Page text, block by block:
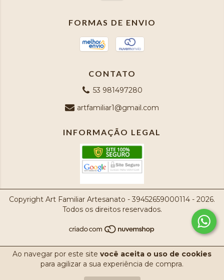
Ao navegar por este site você aceita o uso de cookies
para agilizar a sua experiência de compra.
FORMAS DE ENVIO
CONTATO
53 981497280
artfamiliar1@gmail.com
INFORMAÇÃO LEGAL
Copyright Art Familiar Artesanato - 39452659000114 - 2026.
Todos os direitos reservados.